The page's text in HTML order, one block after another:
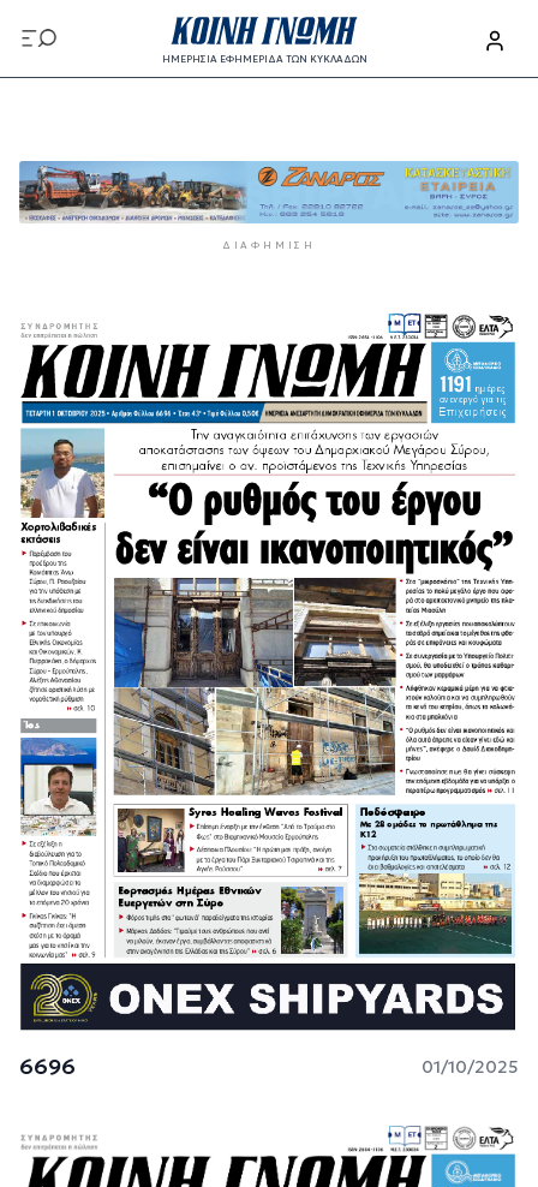
Παράκαμψη προς το κυρίως περιεχόμενο
ΗΜΕΡΗΣΙΑ ΕΦΗΜΕΡΙΔΑ ΤΩΝ ΚΥΚΛΑΔΩΝ
ΔΙΑΦΉΜΙΣΗ
6696 01/10/2025